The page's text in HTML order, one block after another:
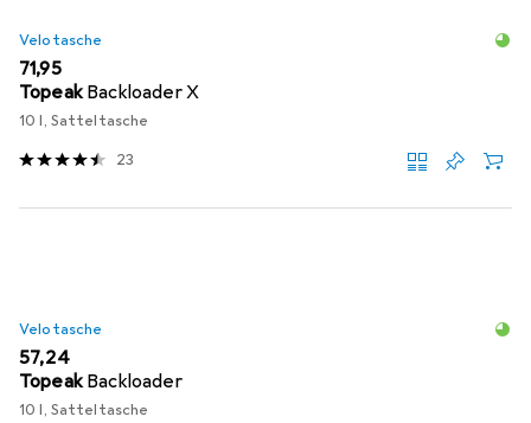
Velotasche
EUR
71,95
Topeak Backloader X
10 l, Satteltasche
23
Velotasche
EUR
57,24
Topeak Backloader
10 l, Satteltasche